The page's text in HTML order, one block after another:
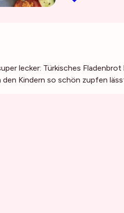
lecker: Türkisches
den Kindern so schön zupfen